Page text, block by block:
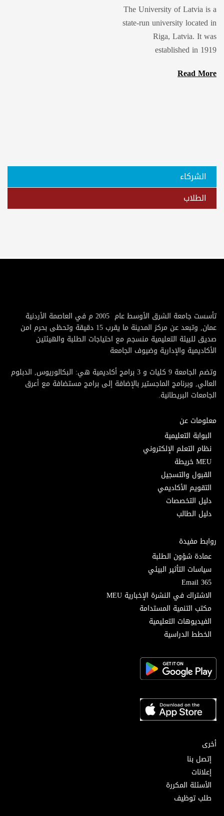
The University of Latvia is a
state-run university located in
Riga, Latvia. It was
established in 1919
Read More
الشركاء
الطلاب
تأسست جامعة الشرق الأوسط عام 2005 م في العاصمة الأردنية
عمان, وتبعد عن مركز المدينة ما يقرب 15 دقيقة وتحظى بحرم امن
صديق للبيئة التعليمية منسجم مع احتياجات الطلبة والهيئتين
الأكاديمية والإدارية وضيوف الجامعة
وتضم الجامعة 9 كليات و 3 برامج أكاديمية هي: البكالوريوس, الدبلوم
العالي, وبرنامج الماجستير بالإضافة إلى برامج مستضافة مع أعرق
الجامعات البريطانية.
معلومات عن
البوابة التعليمية
نظام التعلم الإلكتروني
MEU خريطة
القبول والتسجيل
التقويم الأكاديمي
دليل التخصصات
دليل الطالب
روابط مفيدة
عمادة شؤون الطلبة
سياسات التأثير البيئي
Email 365
الاشتراك في النشرة الإخبارية MEU
مكتب التنمية المستدامة
الفيديوهات التعليمية
الخطط الدراسية
أخرى
إتصل بنا
إعلانات
الأسئلة المكررة
طلب توظيف